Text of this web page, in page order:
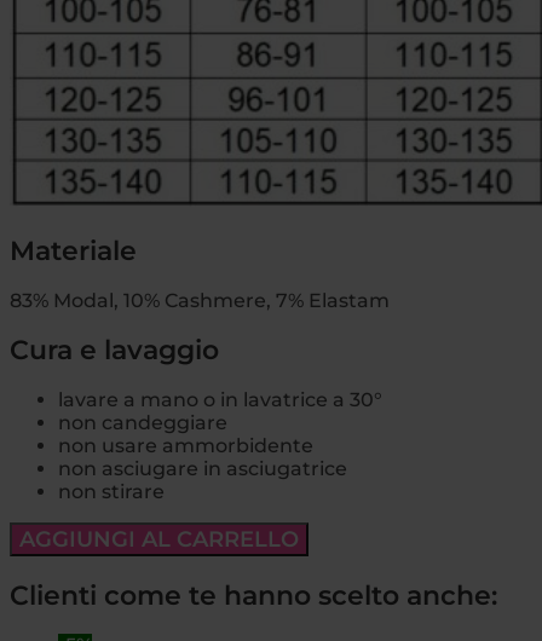
Materiale
83% Modal, 10% Cashmere, 7% Elastam
Cura e lavaggio
lavare a mano o in lavatrice a 30°
non candeggiare
non usare ammorbidente
non asciugare in asciugatrice
non stirare
AGGIUNGI AL CARRELLO
Clienti come te hanno scelto anche: